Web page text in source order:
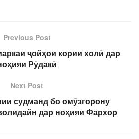
Previous Post
ҷойҳои кории холӣ дар
Рӯдакӣ
Next Post
судманд бо омӯзгорону
дар ноҳияи Фархор